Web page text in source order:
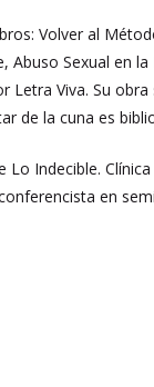
Volver al
Abuso Sexual en
Letra Viva. Su
de la cuna es
Lo Indecible.
en